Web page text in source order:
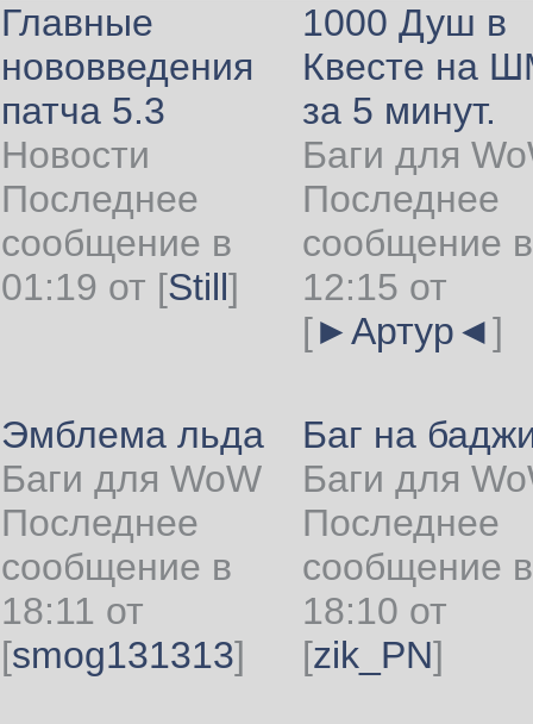
Главные
нововведения
патча 5.3
Новости
Последнее
сообщение в
01:19 от [Still]
1000 Душ в
Квесте на
за 5 минут.
Баги для
Последнее
сообщение в
12:15 от
[►Артур◄]
Эмблема льда
Баги для WoW
Последнее
сообщение в
18:11 от
[smog131313]
Баг на
Баги для
Последнее
сообщение в
18:10 от
[zik_PN]